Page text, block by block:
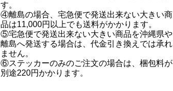
す。
④離島の場合、宅急便で発送出来ない大きい商
品は11,000円以上でも送料がかかります。
⑤宅急便で発送出来ない大きい商品を沖縄県や
離島へ発送する場合は、代金引き換えでは承れ
ません。
⑥ステッカーのみのご注文の場合は、梱包料が
別途220円かかります。